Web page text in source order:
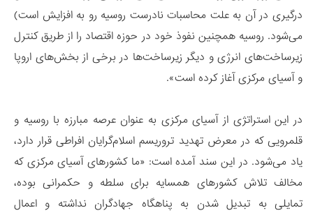
درگیری در آن به علت محاسبات نادرست روسیه رو به افزایش است)
می‌شود. روسیه همچنین نفوذ خود در حوزه اقتصاد را از طریق کنترل
زیرساخت‌های انرژی و دیگر زیرساخت‌ها در برخی از بخش‌های اروپا
و آسیای مرکزی آغاز کرده است».
در این استراتژی از آسیای مرکزی به عنوان عرصه مبارزه با روسیه و
قلمرویی که در معرض تهدید تروریسم اسلام‌گرایان افراطی قرار دارد،
یاد می‌شود. در این سند آمده است: «ما کشورهای آسیای مرکزی که
مخالف تلاش کشورهای همسایه برای سلطه و حکمرانی بوده،
تمایلی به تبدیل شدن به پناهگاه جهادگران نداشته و اعمال